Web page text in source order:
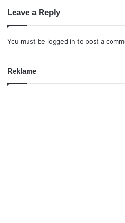
Leave a Reply
You must be logged in to post a
Reklame